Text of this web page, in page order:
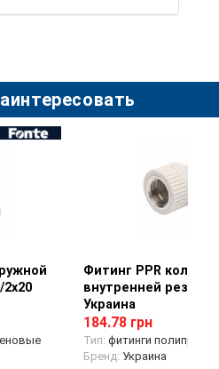
2х20
Просмотр
Фитинг PPR колено
внутренней
Украина
184.78 грн
Тип: фитинги
Бренд: Украина